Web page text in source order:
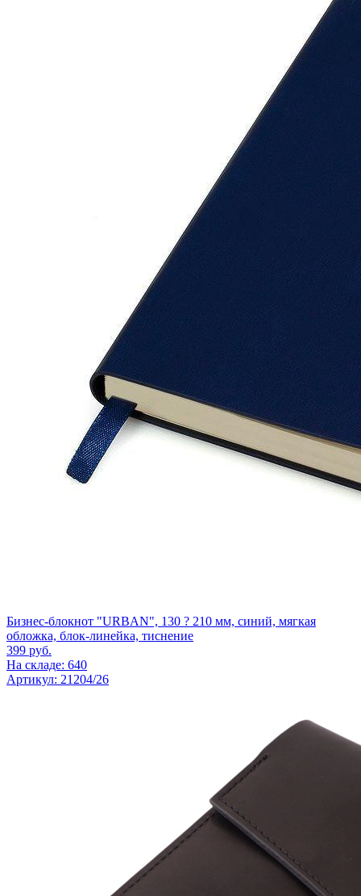
Бизнес-блокнот "URBAN", 130 ? 210 мм, синий, мягкая
обложка, блок-линейка, тиснение
399 руб.
На складе: 640
Артикул: 21204/26